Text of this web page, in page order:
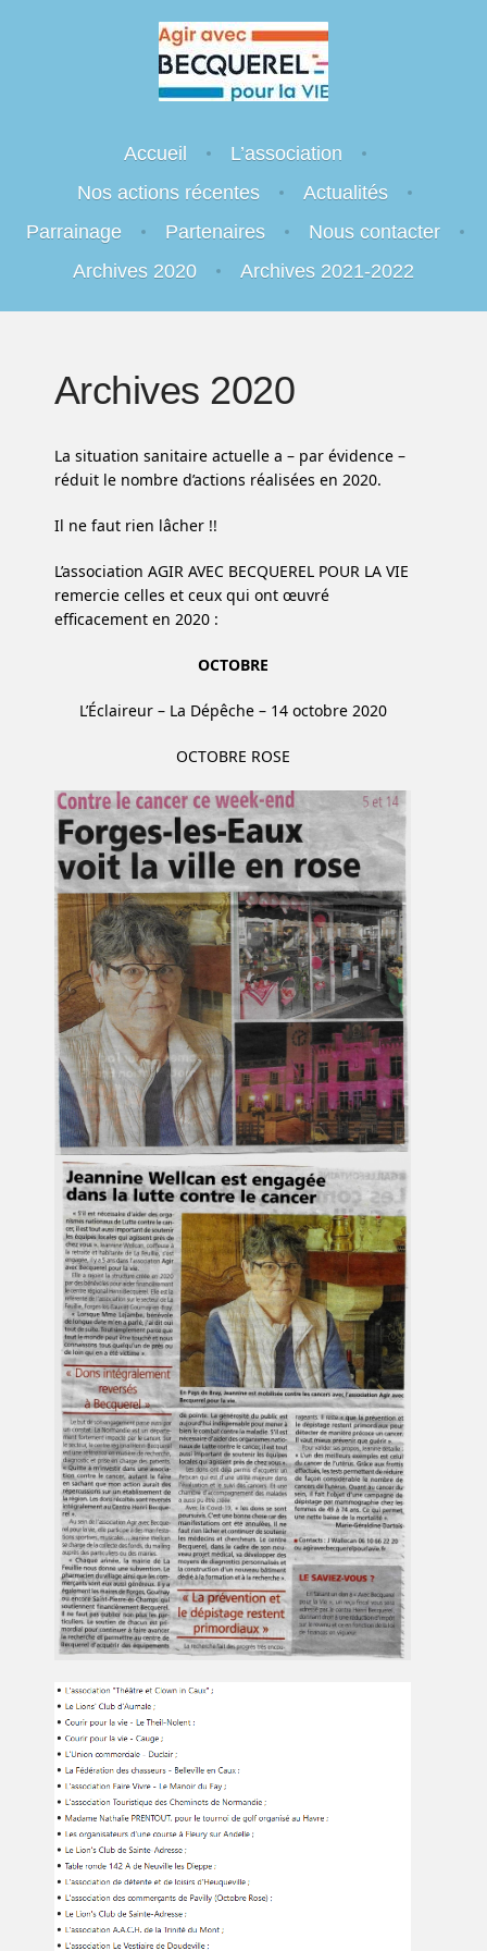
Agir avec Becquerel pour la Vie
Accueil
L’association
Nos actions récentes
Actualités
Parrainage
Partenaires
Nous contacter
Archives 2020
Archives 2021-2022
Archives 2020
La situation sanitaire actuelle a – par évidence –
réduit le nombre d’actions réalisées en 2020.
Il ne faut rien lâcher !!
L’association AGIR AVEC BECQUEREL POUR LA VIE
remercie celles et ceux qui ont œuvré
efficacement en 2020 :
OCTOBRE
L’Éclaireur – La Dépêche – 14 octobre 2020
OCTOBRE ROSE